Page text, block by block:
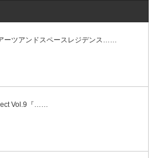
ーツアンドスペースレジデンス……
Vol.9『……